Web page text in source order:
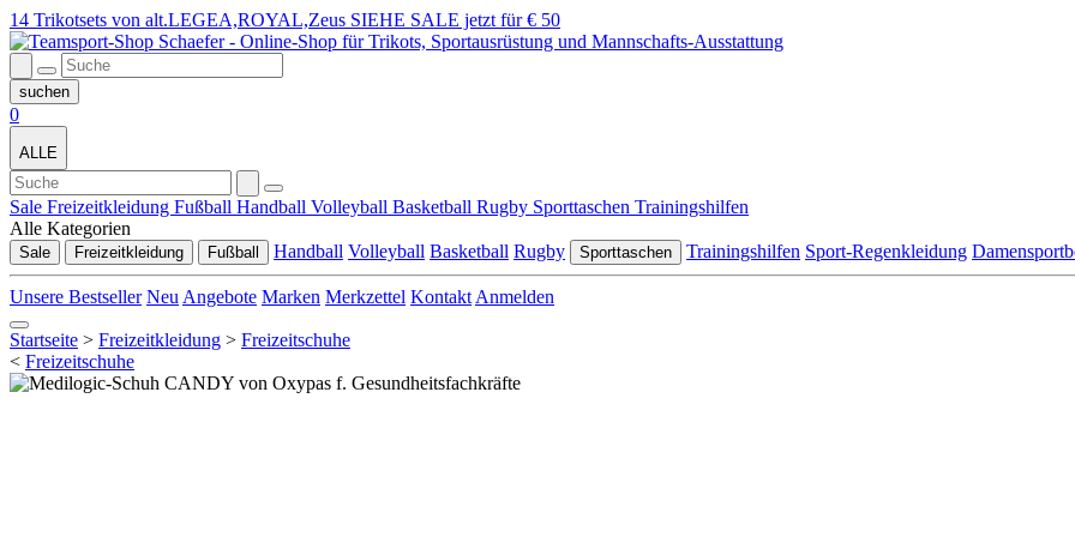
14 Trikotsets von alt.LEGEA,ROYAL,Zeus SIEHE SALE jetzt für € 50
0
ALLE
Sale Freizeitkleidung Fußball Handball Volleyball Basketball Rugby Sporttaschen Trainingshilfen
Alle Kategorien
Sale Freizeitkleidung Fußball Handball Volleyball Basketball Rugby Sporttaschen Trainingshilfen Sport-Regenkleidung
Unsere Bestseller Neu Angebote Marken Merkzettel Kontakt Anmelden
Startseite > Freizeitkleidung > Freizeitschuhe
< Freizeitschuhe